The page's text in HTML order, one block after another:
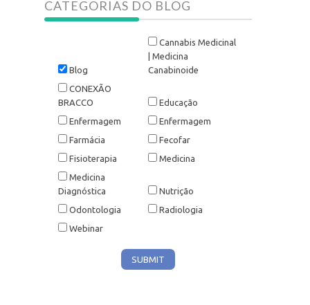
CATEGORIAS DO BLOG
Blog
Cannabis Medicinal
| Medicina
Canabinoide
CONEXÃO
BRACCO
Educação
Enfermagem
Enfermagem
Farmácia
Fecofar
Fisioterapia
Medicina
Medicina
Diagnóstica
Nutrição
Odontologia
Radiologia
Webinar